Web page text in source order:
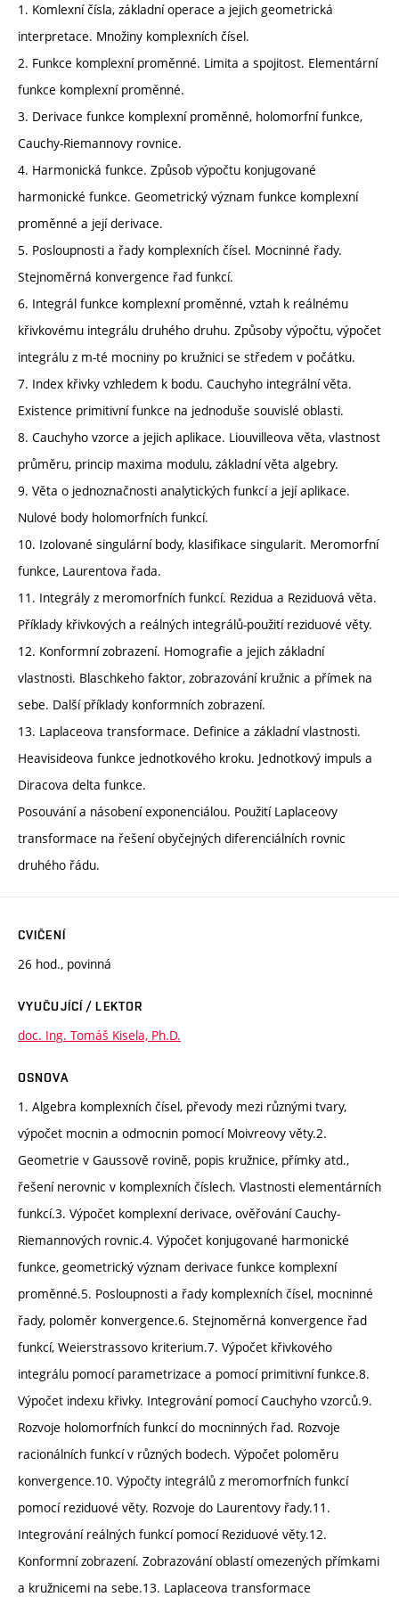
1. Komlexní čísla, základní operace a jejich geometrická
interpretace. Množiny komplexních čísel.
2. Funkce komplexní proměnné. Limita a spojitost. Elementární
funkce komplexní proměnné.
3. Derivace funkce komplexní proměnné, holomorfní funkce,
Cauchy-Riemannovy rovnice.
4. Harmonická funkce. Způsob výpočtu konjugované
harmonické funkce. Geometrický význam funkce komplexní
proměnné a její derivace.
5. Posloupnosti a řady komplexních čísel. Mocninné řady.
Stejnoměrná konvergence řad funkcí.
6. Integrál funkce komplexní proměnné, vztah k reálnému
křivkovému integrálu druhého druhu. Způsoby výpočtu, výpočet
integrálu z m-té mocniny po kružnici se středem v počátku.
7. Index křivky vzhledem k bodu. Cauchyho integrální věta.
Existence primitivní funkce na jednoduše souvislé oblasti.
8. Cauchyho vzorce a jejich aplikace. Liouvilleova věta, vlastnost
průměru, princip maxima modulu, základní věta algebry.
9. Věta o jednoznačnosti analytických funkcí a její aplikace.
Nulové body holomorfních funkcí.
10. Izolované singulární body, klasifikace singularit. Meromorfní
funkce, Laurentova řada.
11. Integrály z meromorfních funkcí. Rezidua a Reziduová věta.
Příklady křivkových a reálných integrálů-použití reziduové věty.
12. Konformní zobrazení. Homografie a jejich základní
vlastnosti. Blaschkeho faktor, zobrazování kružnic a přímek na
sebe. Další příklady konformních zobrazení.
13. Laplaceova transformace. Definice a základní vlastnosti.
Heavisideova funkce jednotkového kroku. Jednotkový impuls a
Diracova delta funkce.
Posouvání a násobení exponenciálou. Použití Laplaceovy
transformace na řešení obyčejných diferenciálních rovnic
druhého řádu.
CVIČENÍ
26 hod., povinná
VYUČUJÍCÍ / LEKTOR
doc. Ing. Tomáš Kisela, Ph.D.
OSNOVA
1. Algebra komplexních čísel, převody mezi různými tvary,
výpočet mocnin a odmocnin pomocí Moivreovy věty.2.
Geometrie v Gaussově rovině, popis kružnice, přímky atd.,
řešení nerovnic v komplexních číslech. Vlastnosti elementárních
funkcí.3. Výpočet komplexní derivace, ověřování Cauchy-
Riemannových rovnic.4. Výpočet konjugované harmonické
funkce, geometrický význam derivace funkce komplexní
proměnné.5. Posloupnosti a řady komplexních čísel, mocninné
řady, poloměr konvergence.6. Stejnoměrná konvergence řad
funkcí, Weierstrassovo kriterium.7. Výpočet křivkového
integrálu pomocí parametrizace a pomocí primitivní funkce.8.
Výpočet indexu křivky. Integrování pomocí Cauchyho vzorců.9.
Rozvoje holomorfních funkcí do mocninných řad. Rozvoje
racionálních funkcí v různých bodech. Výpočet poloměru
konvergence.10. Výpočty integrálů z meromorfních funkcí
pomocí reziduové věty. Rozvoje do Laurentovy řady.11.
Integrování reálných funkcí pomocí Reziduové věty.12.
Konformní zobrazení. Zobrazování oblastí omezených přímkami
a kružnicemi na sebe.13. Laplaceova transformace